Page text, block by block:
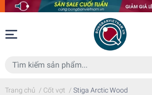
Trang chủ / Cốt vợt / Stiga Arctic Wood